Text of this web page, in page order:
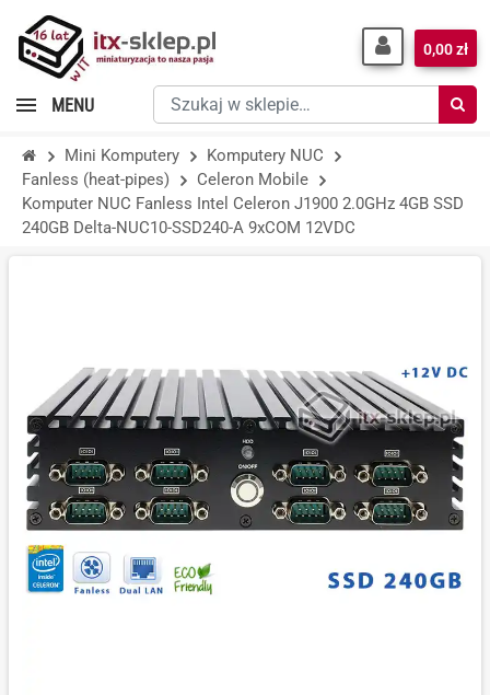
Szukaj
w
sklepie…
0,00 zł
MENU
Mini Komputery
Komputery NUC
Fanless (heat-pipes)
Celeron Mobile
Komputer NUC Fanless Intel Celeron J1900 2.0GHz 4GB SSD
240GB Delta-NUC10-SSD240-A 9xCOM 12VDC